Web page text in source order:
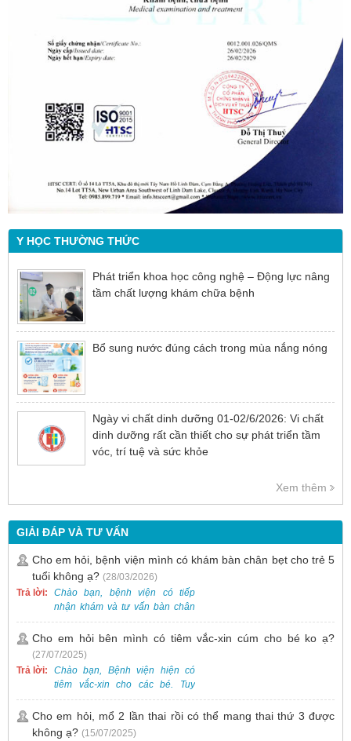
Y HỌC THƯỜNG THỨC
Phát triển khoa học công nghệ – Động lực nâng
tầm chất lượng khám chữa bệnh
Bổ sung nước đúng cách trong mùa nắng nóng
Ngày vi chất dinh dưỡng 01-02/6/2026: Vi chất
dinh dưỡng rất cần thiết cho sự phát triển tầm
vóc, trí tuệ và sức khỏe
Xem thêm
GIẢI ĐÁP VÀ TƯ VẤN
Cho em hỏi, bệnh viện mình có khám bàn chân bẹt cho trẻ 5
tuổi không ạ? (28/03/2026)
Trả lời:
Chào bạn, bệnh viện có tiếp
nhận khám và tư vấn bàn chân
bẹt cho trẻ em, bao gồm cả trẻ 5
tuổi. Bạn có thể đưa bé đến
Khoa Khám bệnh của bệnh viện
để được bác sĩ chuyên khoa
thăm khám. Ngoài ra, để thuận
tiện hơn, bạn có thể đặt lịch
0988 270 115. Nếu cần hỗ trợ
thêm, vui lòng liên hệ qua Zalo
Cho em hỏi bên mình có tiêm vắc-xin cúm cho bé ko ạ?
(27/07/2025)
Trả lời:
Chào bạn, Bệnh viện hiện có
tiêm vắc-xin cho các bé. Tuy
nhiên, các loại vắc-xin thường về
theo từng đợt, không phải lúc
nào cũng có sẵn.
Cho em hỏi, mổ 2 lần thai rồi có thể mang thai thứ 3 được
không ạ? (15/07/2025)